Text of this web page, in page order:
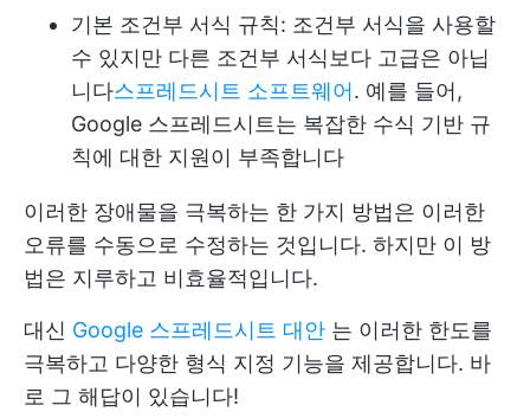
기본 조건부 서식 규칙: 조건부 서식을 사용할
수 있지만 다른 조건부 서식보다 고급은 아닙
니다스프레드시트 소프트웨어. 예를 들어,
Google 스프레드시트는 복잡한 수식 기반 규
칙에 대한 지원이 부족합니다
이러한 장애물을 극복하는 한 가지 방법은 이러한
오류를 수동으로 수정하는 것입니다. 하지만 이 방
법은 지루하고 비효율적입니다.
대신 Google 스프레드시트 대안 는 이러한 한도를
극복하고 다양한 형식 지정 기능을 제공합니다. 바
로 그 해답이 있습니다!